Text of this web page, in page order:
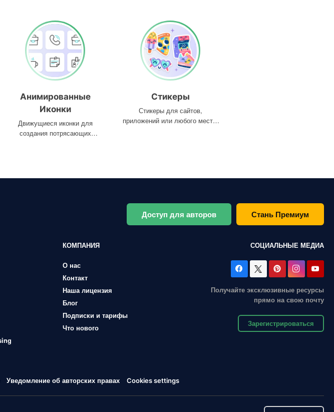
Анимированные
Иконки
Движущиеся иконки для
создания потрясающих
Стикеры
Стикеры для сайтов,
приложений или любого места,
Доступ для авторов Стань Премиум
КОМПАНИЯ
О нас
Контакт
Наша лицензия
Блог
Подписки и тарифы
Что нового
СОЦИАЛЬНЫЕ МЕДИА
Получайте эксклюзивные ресурсы
прямо на свою почту
Зарегистрироваться
Уведомление об авторских правах Cookies settings